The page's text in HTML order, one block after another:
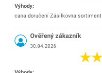
Výhody:
cana doručení Zásilkovna sortiment
Ověřený zákazník
30.04.2026